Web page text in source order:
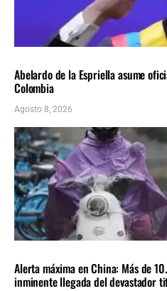
Abelardo de la Espriella asume
Colombia
Agosto 8, 2026
Alerta máxima en China: Más de
inminente llegada del devastador